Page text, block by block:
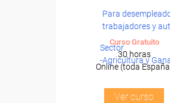
Para
trabajadores y
Sector
-Agricultura y
Curso Gratuito
30 horas
Online (toda
Ver curso